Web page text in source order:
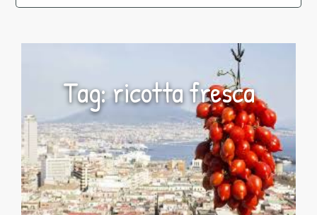
Tag: ricotta fresca